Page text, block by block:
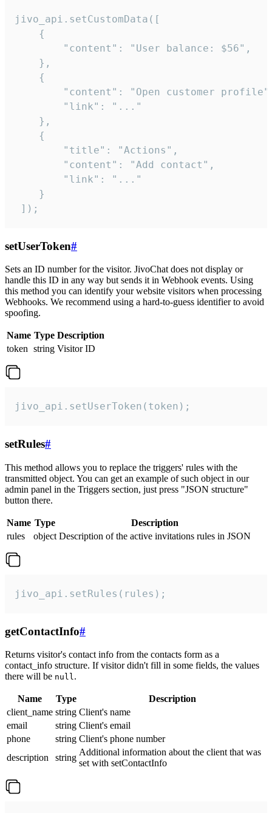
jivo_api.setCustomData([
    {
        "content": "User balance: $56",
    },
    {
"content": "Open customer
        "link": "..."
    },
    {
        "title": "Actions",
        "content": "Add contact",
        "link": "..."
    }
]);
setUserToken#
Sets an ID number for the visitor. JivoChat does not display or
handle this ID in any way but sends it in Webhook events. Using
this method you can identify your website visitors when processing
Webhooks. We recommend using a hard-to-guess identifier to avoid
spoofing.
Name Type Description
token string Visitor ID
jivo_api.setUserToken(token);
setRules#
This method allows you to replace the triggers' rules with the
transmitted object. You can get an example of such object in our
admin panel in the Triggers section, just press "JSON structure"
button there.
Name Type
Description
rules
object Description of the active invitations rules in JSON
jivo_api.setRules(rules);
getContactInfo#
Returns visitor's contact info from the contacts form as a
contact_info structure. If visitor didn't fill in some fields, the values
there will be null.
Name Type
Description
client_name string Client's name
email
string Client's email
phone
string Client's phone number
description
string
Additional information about the client that was
set with setContactInfo